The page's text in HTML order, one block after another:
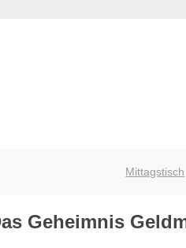
Mittagstisch
Geheimnis